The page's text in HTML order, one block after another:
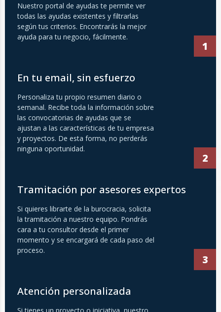
Nuestro portal de ayudas te permite ver
todas las ayudas existentes y filtrarlas
según tus criterios. Encontrarás la mejor
ayuda para tu negocio, fácilmente.
1
En tu email, sin esfuerzo
Personaliza tu propio resumen diario o
semanal. Recibe toda la información sobre
las convocatorias de ayudas que se
ajustan a las características de tu empresa
y proyectos. De esta forma, no perderás
ninguna oportunidad.
2
Tramitación por asesores expertos
Si quieres librarte de la burocracia, solicita
la tramitación a nuestro equipo. Pondrás
cara a tu consultor desde el primer
momento y se encargará de cada paso del
proceso.
3
Atención personalizada
Si tienes un proyecto o iniciativa, nuestro